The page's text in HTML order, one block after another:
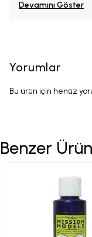
Devamını Göster
Yorumlar
Bu ürün için henüz
Benzer